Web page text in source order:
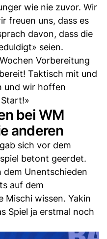
wie nie zuvor. Wir
freuen uns, dass es
davon, dass die
seien.
Vorbereitung
Taktisch mit und
und wir hoffen
bei WM
anderen
gab sich vor dem
betont geerdet.
dem Unentschieden
auf dem
Mischi wissen. Yakin
Spiel ja erstmal noch